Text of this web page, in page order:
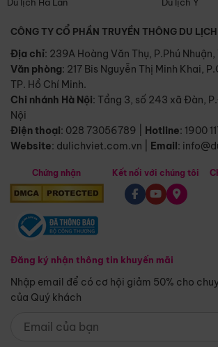
CÔNG TY CỔ PHẦN TRUYỀN THÔNG DU
Địa chỉ: 239A Hoàng Văn Thụ, P.Phú Nhuận,
Văn phòng: 217 Bis Nguyễn Thị Minh Khai,
TP. Hồ Chí Minh.
Chi nhánh Hà Nội: Tầng 3, số 243 xã Đàn,
Nội
Điện thoại: 028 73056789 Hotline: 1900
Website: dulichviet.com.vn Email:
Chứng nhận
Đăng ký nhận thông tin khuyến mãi
Nhập email để có cơ hội giảm 50% cho
của Quý khách
Kết nối với chúng tôi